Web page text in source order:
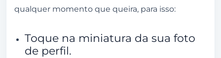
qualquer momento que queira, para isso:
Toque na miniatura da sua foto
de perfil.